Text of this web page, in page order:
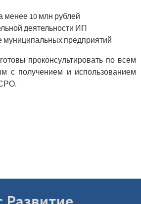
менее 10 млн рублей
деятельности ИП
муниципальных предприятий
проконсультировать по всем
с получением и использованием